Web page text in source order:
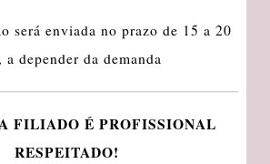
será enviada no prazo de 15 a 20
a depender da demanda
FILIADO É PROFISSIONAL
RESPEITADO!